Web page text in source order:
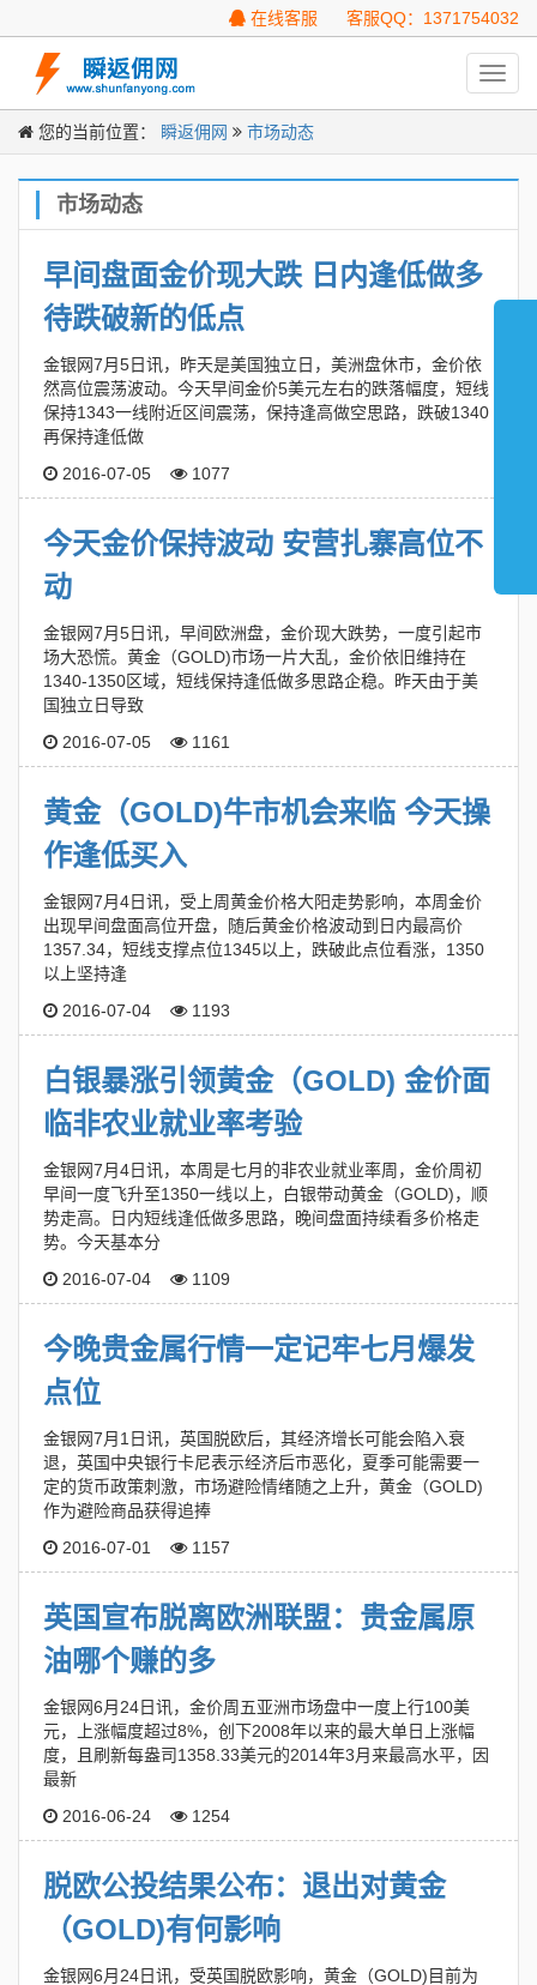
在线客服 客服QQ：1371754032
您的当前位置：
瞬返佣网 市场动态
市场动态
早间盘面金价现大跌 日内逢低做多
待跌破新的低点
金银网7月5日讯，昨天是美国独立日，美洲盘休市，金价依
然高位震荡波动。今天早间金价5美元左右的跌落幅度，短线
保持1343一线附近区间震荡，保持逢高做空思路，跌破1340
再保持逢低做
2016-07-05
1077
今天金价保持波动 安营扎寨高位不
动
金银网7月5日讯，早间欧洲盘，金价现大跌势，一度引起市
场大恐慌。黄金（GOLD)市场一片大乱，金价依旧维持在
1340-1350区域，短线保持逢低做多思路企稳。昨天由于美
国独立日导致
2016-07-05
1161
黄金（GOLD)牛市机会来临 今天操
作逢低买入
金银网7月4日讯，受上周黄金价格大阳走势影响，本周金价
出现早间盘面高位开盘，随后黄金价格波动到日内最高价
1357.34，短线支撑点位1345以上，跌破此点位看涨，1350
以上坚持逢
2016-07-04
1193
白银暴涨引领黄金（GOLD) 金价面
临非农业就业率考验
金银网7月4日讯，本周是七月的非农业就业率周，金价周初
早间一度飞升至1350一线以上，白银带动黄金（GOLD)，顺
势走高。日内短线逢低做多思路，晚间盘面持续看多价格走
势。今天基本分
2016-07-04
1109
今晚贵金属行情一定记牢七月爆发
点位
金银网7月1日讯，英国脱欧后，其经济增长可能会陷入衰
退，英国中央银行卡尼表示经济后市恶化，夏季可能需要一
定的货币政策刺激，市场避险情绪随之上升，黄金（GOLD)
作为避险商品获得追捧
2016-07-01
1157
英国宣布脱离欧洲联盟：贵金属原
油哪个赚的多
金银网6月24日讯，金价周五亚洲市场盘中一度上行100美
元，上涨幅度超过8%，创下2008年以来的最大单日上涨幅
度，且刷新每盎司1358.33美元的2014年3月来最高水平，因
最新
2016-06-24
1254
脱欧公投结果公布：退出对黄金
（GOLD)有何影响
金银网6月24日讯，受英国脱欧影响，黄金（GOLD)目前为